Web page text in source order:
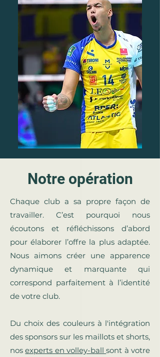
Notre opération
Chaque club a sa propre façon de
travailler. C’est pourquoi nous
écoutons et réfléchissons d’abord
pour élaborer l’offre la plus adaptée.
Nous aimons créer une apparence
dynamique et marquante qui
correspond parfaitement à l’identité
de votre club.
Du choix des couleurs à l'intégration
des sponsors sur les maillots et shorts,
nosexperts en volley-ballsont à votre